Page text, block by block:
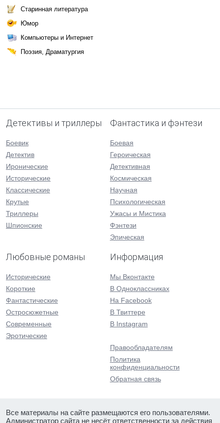
Старинная литература
Юмор
Компьютеры и Интернет
Поэзия, Драматургия
Детективы и триллеры
Боевик
Детектив
Иронические
Исторические
Классические
Крутые
Триллеры
Шпионские
Фантастика и фэнтези
Боевая
Героическая
Детективная
Космическая
Научная
Психологическая
Ужасы и Мистика
Фэнтези
Эпическая
Любовные романы
Исторические
Короткие
Фантастические
Остросюжетные
Современные
Эротические
Информация
Мы Вконтакте
В Одноклассниках
На Facebook
В Твиттере
В Instagram
Правообладателям
Политика
конфиденциальности
Обратная связь
Все материалы на сайте размещаются его пользователями.
Администратор сайта не несёт ответственности за действия